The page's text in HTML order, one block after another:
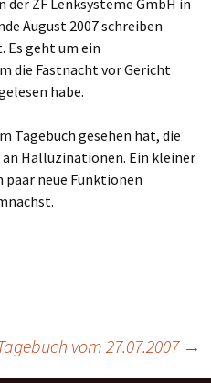
ZF Lenksysteme GmbH in
August 2007 schreiben
Es geht um ein
die Fastnacht vor Gericht
habe.
Tagebuch gesehen hat, die
an Halluzinationen. Ein kleiner
neue Funktionen
vom 27.07.2007 →